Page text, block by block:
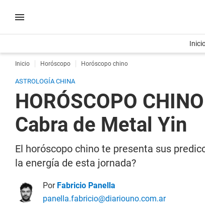
Inicio Horóscopo Horóscopo chino
ASTROLOGÍA CHINA
HORÓSCOPO
Cabra de Metal Yin
El horóscopo chino te presenta sus
la energía de esta jornada?
Por Fabricio Panella
panella.fabricio@diariouno.com.ar